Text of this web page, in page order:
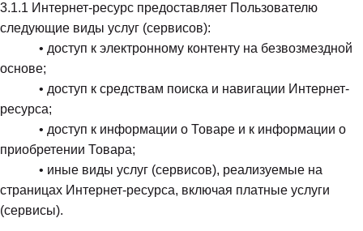
3.1.1 Интернет-ресурс предоставляет Пользователю
следующие виды услуг (сервисов):
основе;
ресурса;
приобретении Товара;
страницах Интернет-ресурса, включая платные услуги
(сервисы).